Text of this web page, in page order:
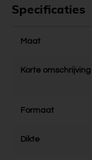
Specificaties
Maat
Korte omschrijving
Formaat
Dikte